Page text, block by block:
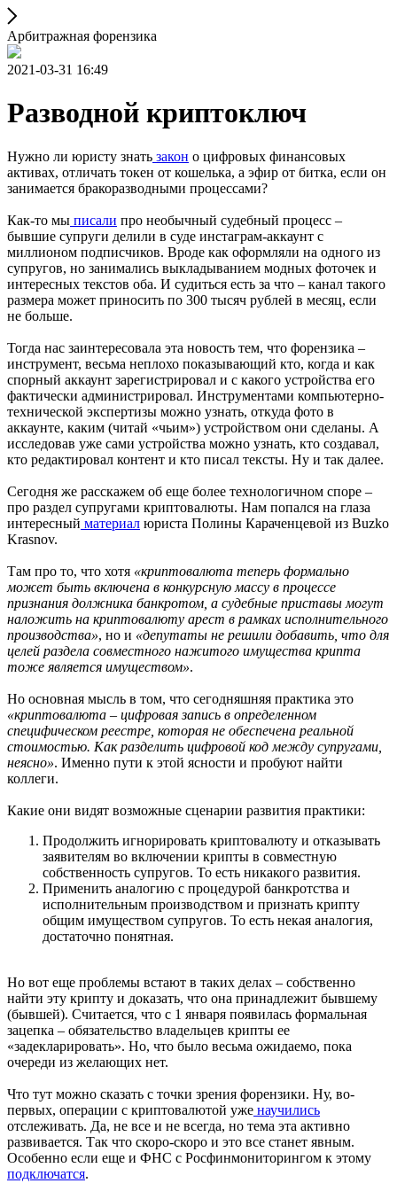
Арбитражная форензика
2021-03-31 16:49
Разводной криптоключ
Нужно ли юристу знать закон о цифровых финансовых
активах, отличать токен от кошелька, а эфир от битка, если он
занимается бракоразводными процессами?
Как-то мы писали про необычный судебный процесс –
бывшие супруги делили в суде инстаграм-аккаунт с
миллионом подписчиков. Вроде как оформляли на одного из
супругов, но занимались выкладыванием модных фоточек и
интересных текстов оба. И судиться есть за что – канал такого
размера может приносить по 300 тысяч рублей в месяц, если
не больше.
Тогда нас заинтересовала эта новость тем, что форензика –
инструмент, весьма неплохо показывающий кто, когда и как
спорный аккаунт зарегистрировал и с какого устройства его
фактически администрировал. Инструментами компьютерно-
технической экспертизы можно узнать, откуда фото в
аккаунте, каким (читай «чьим») устройством они сделаны. А
исследовав уже сами устройства можно узнать, кто создавал,
кто редактировал контент и кто писал тексты. Ну и так далее.
Сегодня же расскажем об еще более технологичном споре –
про раздел супругами криптовалюты. Нам попался на глаза
интересный материал юриста Полины Караченцевой из Buzko
Krasnov.
Там про то, что хотя «криптовалюта теперь формально
может быть включена в конкурсную массу в процессе
признания должника банкротом, а судебные приставы могут
наложить на криптовалюту арест в рамках исполнительного
производства», но и «депутаты не решили добавить, что для
целей раздела совместного нажитого имущества крипта
тоже является имуществом».
Но основная мысль в том, что сегодняшняя практика это
«криптовалюта – цифровая запись в определенном
специфическом реестре, которая не обеспечена реальной
стоимостью. Как разделить цифровой код между супругами,
неясно». Именно пути к этой ясности и пробуют найти
коллеги.
Какие они видят возможные сценарии развития практики:
Продолжить игнорировать криптовалюту и отказывать
заявителям во включении крипты в совместную
собственность супругов. То есть никакого развития.
Применить аналогию с процедурой банкротства и
исполнительным производством и признать крипту
общим имуществом супругов. То есть некая аналогия,
достаточно понятная.
Но вот еще проблемы встают в таких делах – собственно
найти эту крипту и доказать, что она принадлежит бывшему
(бывшей). Считается, что с 1 января появилась формальная
зацепка – обязательство владельцев крипты ее
«задекларировать». Но, что было весьма ожидаемо, пока
очереди из желающих нет.
Что тут можно сказать с точки зрения форензики. Ну, во-
первых, операции с криптовалютой уже научились
отслеживать. Да, не все и не всегда, но тема эта активно
развивается. Так что скоро-скоро и это все станет явным.
Особенно если еще и ФНС с Росфинмониторингом к этому
подключатся.